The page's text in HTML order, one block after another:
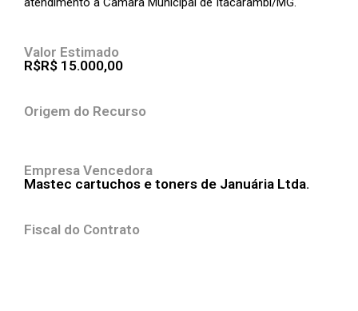
Valor Estimado
R$R$ 15.000,00
Origem do Recurso
Empresa Vencedora
Mastec cartuchos e toners de Januária Ltda.
Fiscal do Contrato